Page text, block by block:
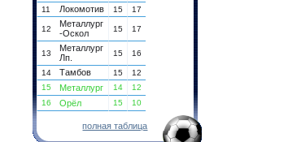
11
Локомотив 15 17
12
Металлург
-Оскол
15 17
13
Металлург
Лп.
15 16
14 Тамбов 15
12
15
Металлург 14
12
16
Орёл 15 10
полная таблица